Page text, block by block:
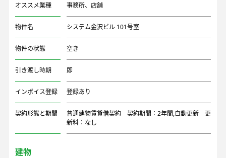
オススメ業種 事務所、店舗
物件名 システム金沢ビル 101号室
物件の状態 空き
引き渡し時期 即
インボイス登録 登録あり
契約形態と期間
普通建物賃貸借契約 契約期間：2年間,自動更新 更
新料：なし
建物